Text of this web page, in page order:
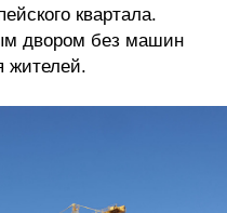
квартала.
двором без машин
жителей.